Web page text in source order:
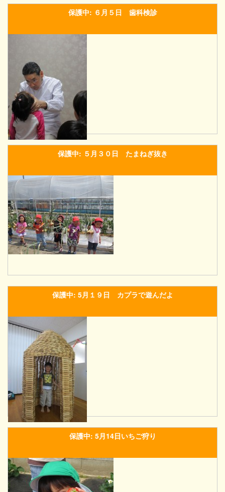
保護中: ６月５日 歯科検診
保護中: ５月３０日 たまねぎ抜き
保護中: 5月１９日 カプラで遊んだよ
保護中: 5月14日いちご狩り